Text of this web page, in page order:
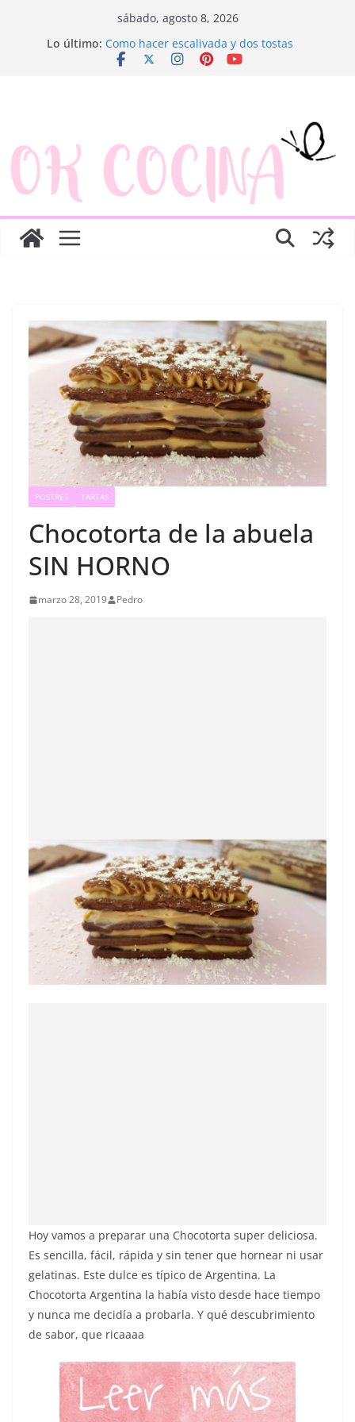
sábado, agosto 8, 2026
Lo último: Como hacer escalivada y dos tostas
Trenza de hojaldre con jamón y queso
POSTRES TARTAS
Chocotorta de la abuela
SIN HORNO
marzo 28, 2019 Pedro
Hoy vamos a preparar una Chocotorta super deliciosa.
Es sencilla, fácil, rápida y sin tener que hornear ni usar
gelatinas. Este dulce es típico de Argentina. La
Chocotorta Argentina la había visto desde hace tiempo
y nunca me decidía a probarla. Y qué descubrimiento
de sabor, que ricaaaa